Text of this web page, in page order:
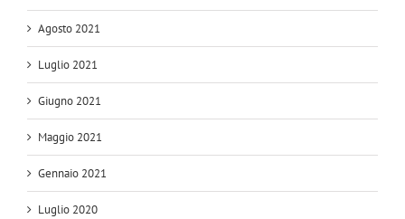
Agosto 2021
Luglio 2021
Giugno 2021
Maggio 2021
Gennaio 2021
Luglio 2020